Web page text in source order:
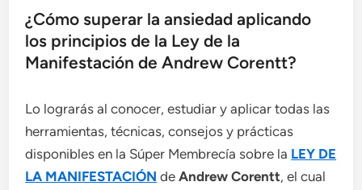
¿Cómo superar la ansiedad aplicando
los principios de la Ley de la
Manifestación de Andrew Corentt?
Lo lograrás al conocer, estudiar y aplicar todas las
herramientas, técnicas, consejos y prácticas
disponibles en la Súper Membrecía sobre la LEY DE
LA MANIFESTACIÓN deAndrew Corentt, el cual